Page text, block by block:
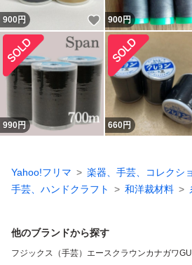
900円 いいね！
900円
990円 660円
Yahoo!フリマ
楽器、手芸、コレクシ
手芸、ハンドクラフト
和洋裁材料
他のブランドから探す
フジックス（手芸） エースクラウンカナガワ